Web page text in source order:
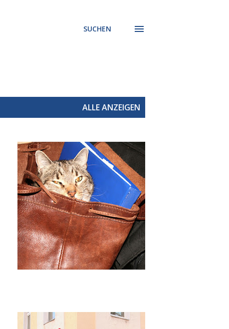
SUCHEN
ALLE ANZEIGEN